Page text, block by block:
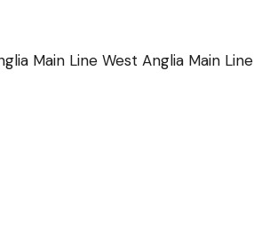
Main Line West Anglia Main